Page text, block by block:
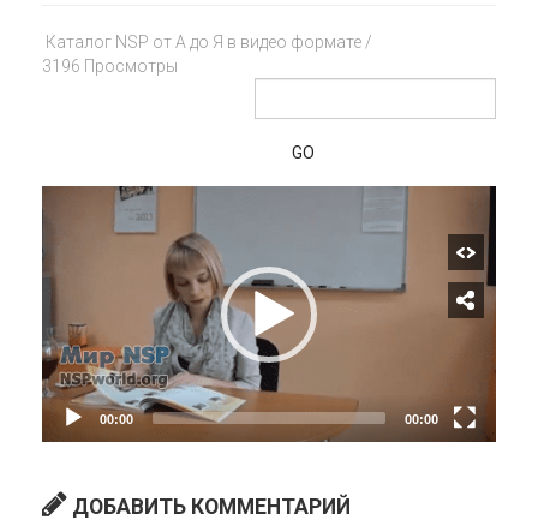
Каталог NSP от А до Я в видео формате/
3196 Просмотры
GO
ДОБАВИТЬ КОММЕНТАРИЙ